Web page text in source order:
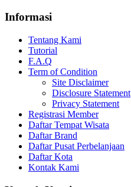
Informasi
Tentang Kami
Tutorial
F.A.Q
Term of Condition
Site Disclaimer
Disclosure Statement
Privacy Statement
Registrasi Member
Daftar Tempat Wisata
Daftar Brand
Daftar Pusat Perbelanjaan
Daftar Kota
Kontak Kami